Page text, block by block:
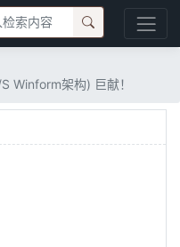
Winform架构) 巨献！